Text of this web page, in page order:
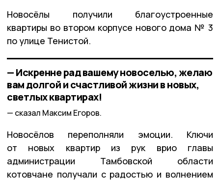
Новосёлы получили благоустроенные
квартиры во втором корпусе нового дома № 3
по улице Тенистой.
— Искренне рад вашему новоселью, желаю
вам долгой и счастливой жизни в новых,
светлых квартирах!
сказал Максим Егоров.
Новосёлов переполняли эмоции. Ключи
от новых квартир из рук врио главы
администрации Тамбовской области
котовчане получали с радостью и волнением